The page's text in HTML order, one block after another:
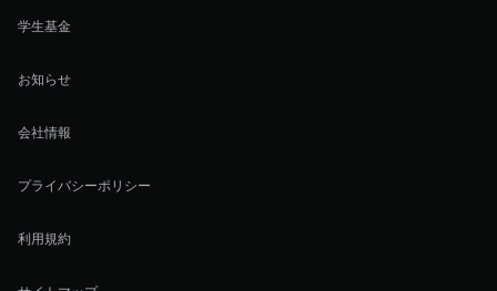
学生基金
お知らせ
会社情報
プライバシーポリシー
利用規約